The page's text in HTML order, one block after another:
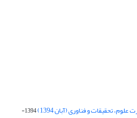
تحقیقات و فناوری (آبان 1394)
1394-